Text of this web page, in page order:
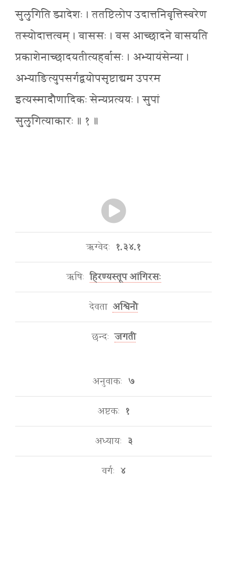
सुलुगिति ड्यादेशः । ततष्टिलोप उदात्तनिवृत्तिस्वरेण
तस्योदात्तत्वम् । वाससः । वस आच्छादने वासयति
प्रकाशेनाच्छादयतीत्यहर्वासः । अभ्यायंसेन्या ।
अभ्याङित्युपसर्गद्वयोपसृष्टाद्यम उपरम
इत्यस्मादौणादिकः सेन्यप्रत्ययः । सुपां
सुलुगित्याकारः ॥ १ ॥
ऋग्वेदः १.३४.१
ऋषिः हिरण्यस्तूप आंगिरसः
देवता अश्विनौ
छन्दः जगती
अनुवाकः ७
अष्टकः १
अध्यायः ३
वर्गः ४